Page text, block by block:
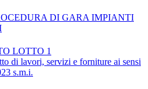
DI GARA IMPIANTI
LOTTO 1
di lavori, servizi e forniture ai sensi
s.m.i.